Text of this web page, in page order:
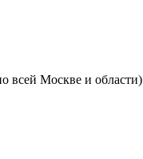
всей Москве и области)